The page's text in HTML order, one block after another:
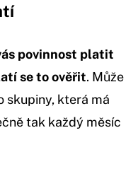
povinnost platit
se to ověřit. Může
skupiny, která má
tak každý měsíc